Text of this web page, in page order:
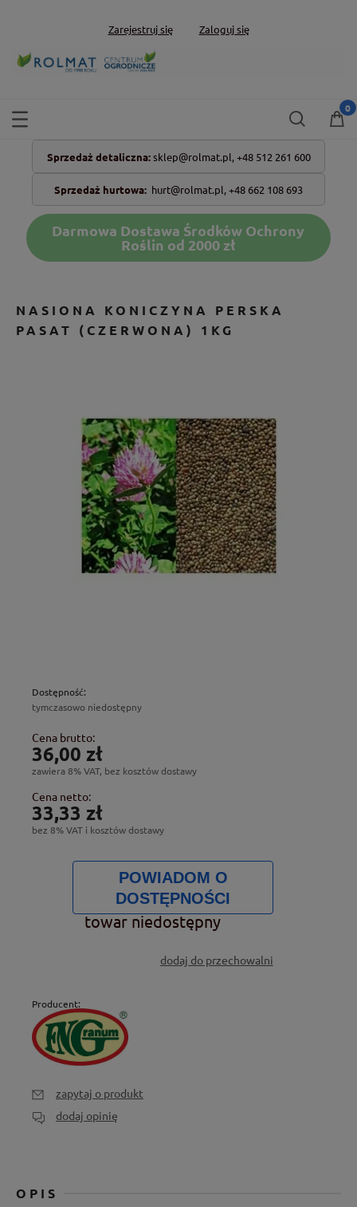
Zarejestruj się Zaloguj się
Sprzedaż detaliczna: sklep@rolmat.pl, +48 512 261 600
Sprzedaż hurtowa: hurt@rolmat.pl,+48 662 108 693
Darmowa Dostawa Środków Ochrony
Roślin od 2000 zł
NASIONA KONICZYNA PERSKA
PASAT (CZERWONA) 1KG
Dostępność:
tymczasowo niedostępny
Cena brutto:
36,00 zł
zawiera 8% VAT, bez kosztów dostawy
Cena netto:
33,33 zł
bez 8% VAT i kosztów dostawy
POWIADOM O
DOSTĘPNOŚCI
towar niedostępny
dodaj do przechowalni
Producent:
zapytaj o produkt
dodaj opinię
OPIS